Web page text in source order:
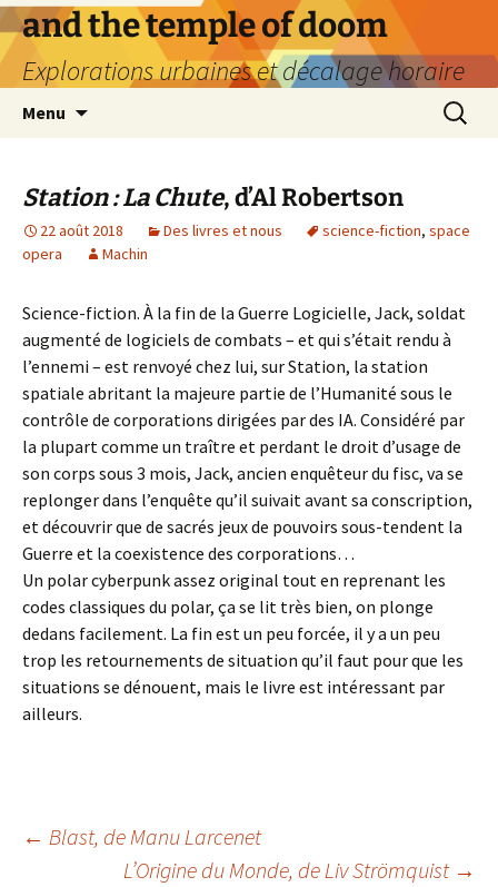
Aller
au
contenu
and the temple of doom
Explorations urbaines et décalage horaire
Menu
Station : La Chute, d’Al Robertson
22 août 2018 Des livres et nous science-fiction, space
opera
Machin
Science-fiction. À la fin de la Guerre Logicielle, Jack, soldat
augmenté de logiciels de combats – et qui s’était rendu à
l’ennemi – est renvoyé chez lui, sur Station, la station
spatiale abritant la majeure partie de l’Humanité sous le
contrôle de corporations dirigées par des IA. Considéré par
la plupart comme un traître et perdant le droit d’usage de
son corps sous 3 mois, Jack, ancien enquêteur du fisc, va se
replonger dans l’enquête qu’il suivait avant sa conscription,
et découvrir que de sacrés jeux de pouvoirs sous-tendent la
Guerre et la coexistence des corporations…
Un polar cyberpunk assez original tout en reprenant les
codes classiques du polar, ça se lit très bien, on plonge
dedans facilement. La fin est un peu forcée, il y a un peu
trop les retournements de situation qu’il faut pour que les
situations se dénouent, mais le livre est intéressant par
ailleurs.
Navigation
← Blast, de Manu Larcenet
L’Origine du Monde, de Liv Strömquist →